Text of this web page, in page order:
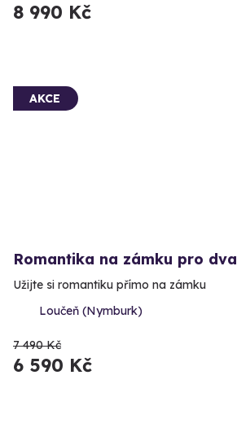
8 990 Kč
AKCE
Romantika na zámku pro dva
Užijte si romantiku přímo na zámku
Loučeň (Nymburk)
7 490 Kč
6 590 Kč